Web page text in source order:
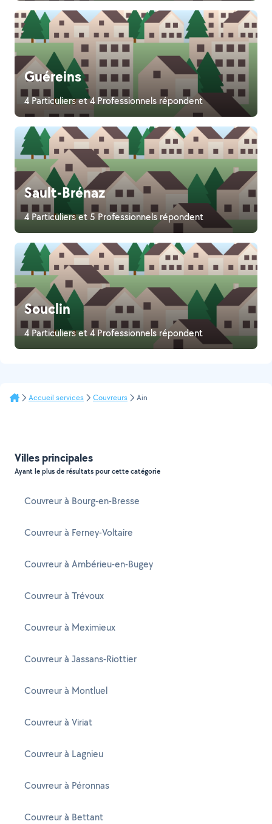
Guéreins
4 Particuliers et 4 Professionnels répondent
Sault-Brénaz
4 Particuliers et 5 Professionnels répondent
Souclin
4 Particuliers et 4 Professionnels répondent
Accueil services Couvreurs Ain
Villes principales
Ayant le plus de résultats pour cette catégorie
Couvreur à Bourg-en-Bresse
Couvreur à Ferney-Voltaire
Couvreur à Ambérieu-en-Bugey
Couvreur à Trévoux
Couvreur à Meximieux
Couvreur à Jassans-Riottier
Couvreur à Montluel
Couvreur à Viriat
Couvreur à Lagnieu
Couvreur à Péronnas
Couvreur à Bettant